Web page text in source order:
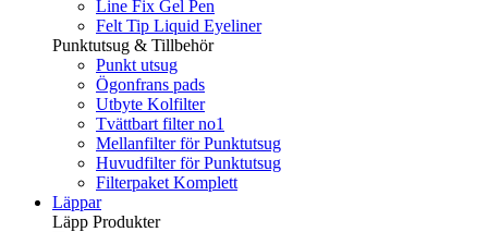
Line Fix Gel Pen
Felt Tip Liquid Eyeliner
Punktutsug & Tillbehör
Punkt utsug
Ögonfrans pads
Utbyte Kolfilter
Tvättbart filter no1
Mellanfilter för Punktutsug
Huvudfilter för Punktutsug
Filterpaket Komplett
Läppar
Läpp Produkter